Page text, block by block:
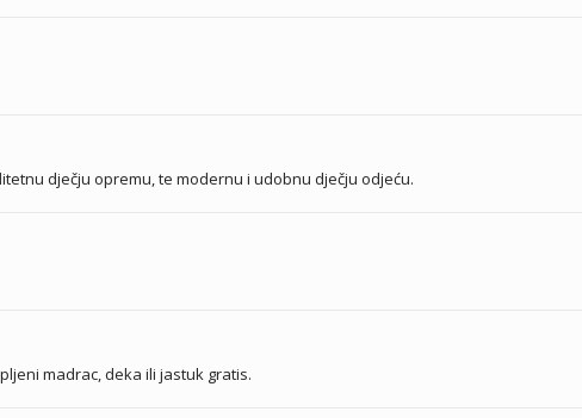
dječju opremu, te modernu i udobnu dječju odjeću.
madrac, deka ili jastuk gratis.